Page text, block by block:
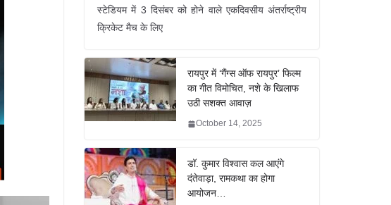
स्टेडियम में 3 दिसंबर को होने वाले एकदिवसीय अंतर्राष्ट्रीय
क्रिकेट मैच के लिए
रायपुर में ‘गैंग्स ऑफ रायपुर’ फिल्म
का गीत विमोचित, नशे के खिलाफ
उठी सशक्त आवाज़
October 14, 2025
डॉ. कुमार विश्वास कल आएंगे
दंतेवाड़ा, रामकथा का होगा
आयोजन…